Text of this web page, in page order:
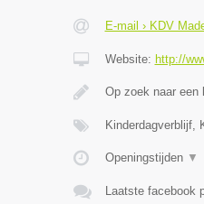
E-mail › KDV
Website: http://
Op zoek naar een
Kinderdagverblijf,
Openingstijden ▼
Laatste facebook